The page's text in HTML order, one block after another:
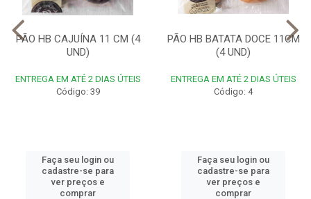
PÃO HB CAJUÍNA 11 CM (4
UND)
ENTREGA EM ATÉ 2 DIAS ÚTEIS
Código: 39
Faça seu login ou
cadastre-se para
ver preços e
comprar
PÃO HB BATATA DOCE 11CM
(4 UND)
ENTREGA EM ATÉ 2 DIAS ÚTEIS
Código: 4
Faça seu login ou
cadastre-se para
ver preços e
comprar